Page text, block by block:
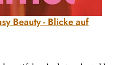
Beauty - Blicke auf